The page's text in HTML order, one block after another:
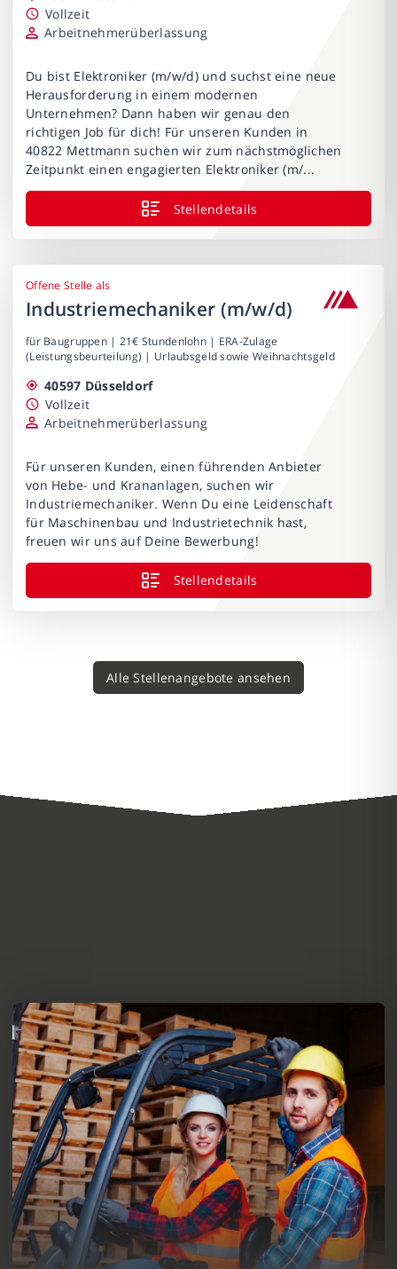
Vollzeit
Arbeitnehmerüberlassung
Du bist Elektroniker (m/w/d) und suchst eine neue
Herausforderung in einem modernen
Unternehmen? Dann haben wir genau den
richtigen Job für dich! Für unseren Kunden in
40822 Mettmann suchen wir zum nächstmöglichen
Zeitpunkt einen engagierten Elektroniker (m/...
Stellendetails
Offene Stelle als
Industriemechaniker (m/w/d)
für Baugruppen | 21€ Stundenlohn | ERA-Zulage
(Leistungsbeurteilung) | Urlaubsgeld sowie Weihnachtsgeld
40597 Düsseldorf
Vollzeit
Arbeitnehmerüberlassung
Für unseren Kunden, einen führenden Anbieter
von Hebe- und Krananlagen, suchen wir
Industriemechaniker. Wenn Du eine Leidenschaft
für Maschinenbau und Industrietechnik hast,
freuen wir uns auf Deine Bewerbung!
Stellendetails
Alle Stellenangebote ansehen